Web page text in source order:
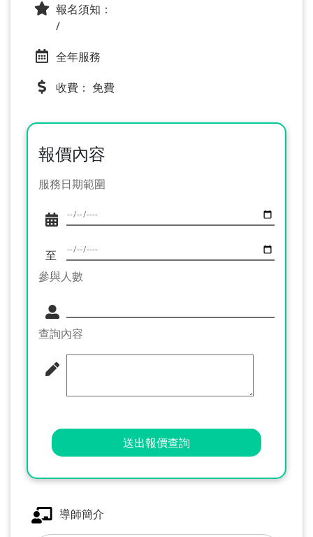
報名須知：
/
全年服務
收費： 免費
報價內容
服務日期範圍
至
參與人數
查詢內容
送出報價查詢
導師簡介